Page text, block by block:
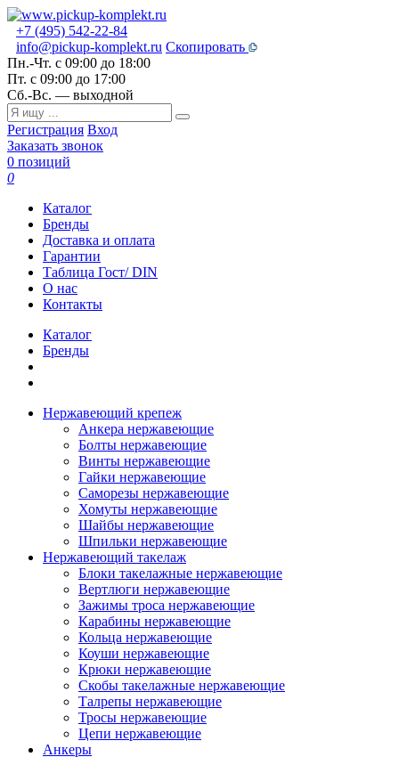
+7 (495) 542-22-84
info@pickup-komplekt.ru Скопировать
Пн.-Чт. с 09:00 до 18:00
Пт. с 09:00 до 17:00
Сб.-Вс. — выходной
Регистрация Вход
Заказать звонок
0 позиций
0
Каталог
Бренды
Доставка и оплата
Гарантии
Таблица Гост/ DIN
О нас
Контакты
Каталог
Бренды
Нержавеющий крепеж
Анкера нержавеющие
Болты нержавеющие
Винты нержавеющие
Гайки нержавеющие
Саморезы нержавеющие
Хомуты нержавеющие
Шайбы нержавеющие
Шпильки нержавеющие
Нержавеющий такелаж
Блоки такелажные нержавеющие
Вертлюги нержавеющие
Зажимы троса нержавеющие
Карабины нержавеющие
Кольца нержавеющие
Коуши нержавеющие
Крюки нержавеющие
Скобы такелажные нержавеющие
Талрепы нержавеющие
Тросы нержавеющие
Цепи нержавеющие
Анкеры